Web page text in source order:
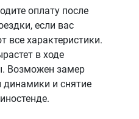
оплату после
если вас
все характеристики.
в ходе
Возможен замер
динамики и снятие